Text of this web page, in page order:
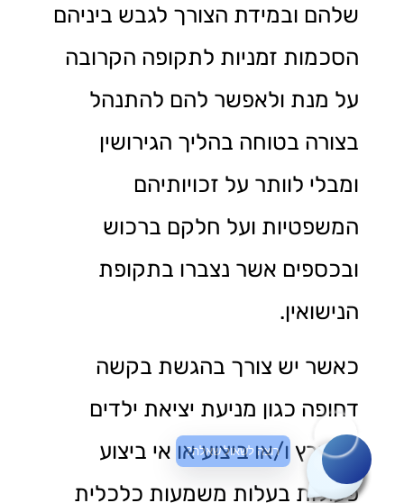
שלהם ובמידת הצורך לגבש ביניהם
הסכמות זמניות לתקופה הקרובה
על מנת ולאפשר להם להתנהל
בצורה בטוחה בהליך הגירושין
ומבלי לוותר על זכויותיהם
המשפטיות ועל חלקם ברכוש
ובכספים אשר נצברו בתקופת
הנישואין.
כאשר יש צורך בהגשת בקשה
דחופה כגון מניעת יציאת ילדים
מהארץ ו/או ביצוע או אי ביצוע
פעולות בעלות משמעות כלכלית
רוצה לשאול שאלה?